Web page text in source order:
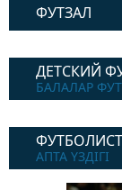
ФУТЗАЛ
ДЕТСКИЙ
БАЛАЛАР
АПТА ҮЗДІГІ